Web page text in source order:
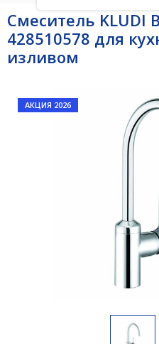
Смеситель KLUDI
428510578 для
изливом
АКЦИЯ 2026